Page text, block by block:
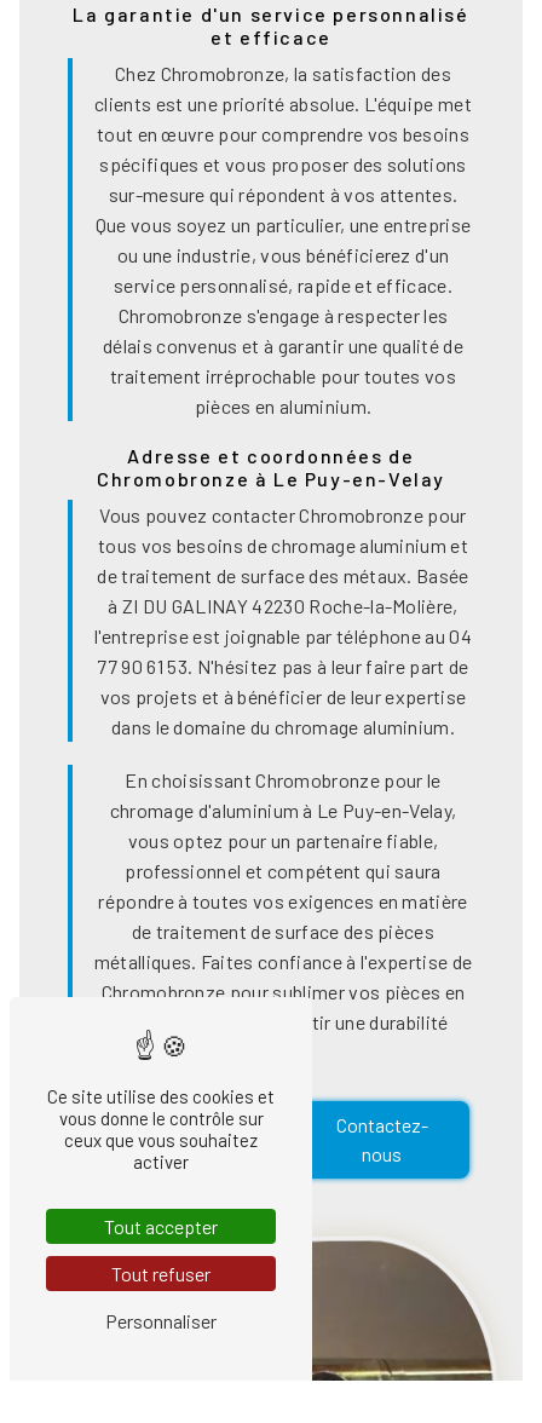
La garantie d'un service personnalisé
et efficace
Chez Chromobronze, la satisfaction des
clients est une priorité absolue. L'équipe met
tout en œuvre pour comprendre vos besoins
spécifiques et vous proposer des solutions
sur-mesure qui répondent à vos attentes.
Que vous soyez un particulier, une entreprise
ou une industrie, vous bénéficierez d'un
service personnalisé, rapide et efficace.
Chromobronze s'engage à respecter les
délais convenus et à garantir une qualité de
traitement irréprochable pour toutes vos
pièces en aluminium.
Adresse et coordonnées de
Chromobronze à Le Puy-en-Velay
Vous pouvez contacter Chromobronze pour
tous vos besoins de chromage aluminium et
de traitement de surface des métaux. Basée
à ZI DU GALINAY 42230 Roche-la-Molière,
l'entreprise est joignable par téléphone au 04
77 90 61 53. N'hésitez pas à leur faire part de
vos projets et à bénéficier de leur expertise
dans le domaine du chromage aluminium.
En choisissant Chromobronze pour le
chromage d'aluminium à Le Puy-en-Velay,
vous optez pour un partenaire fiable,
professionnel et compétent qui saura
répondre à toutes vos exigences en matière
de traitement de surface des pièces
métalliques. Faites confiance à l'expertise de
Chromobronze pour sublimer vos pièces en
aluminium et leur garantir une durabilité
En savoir
plus
Contactez-
nous
Ce site utilise des cookies et
vous donne le contrôle sur
ceux que vous souhaitez
activer
Tout accepter
Tout refuser
Personnaliser